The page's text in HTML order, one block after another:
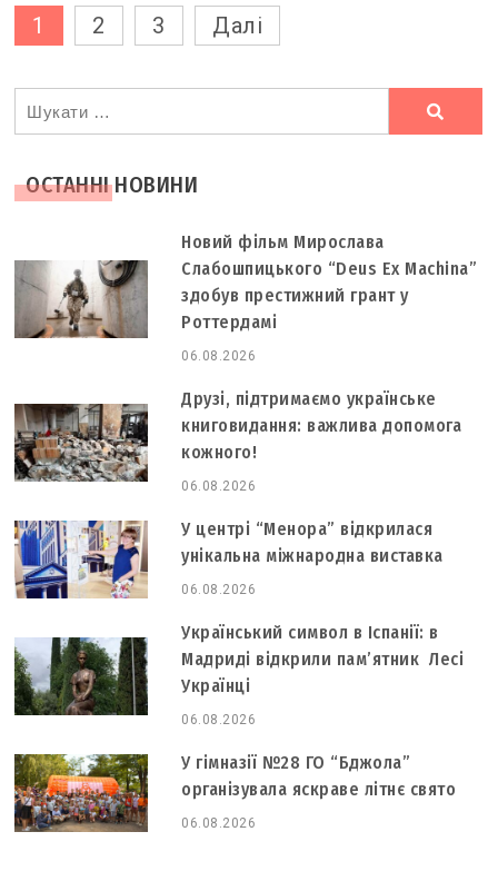
Пагінація
1 2 3 Далі
Ви
шукали
ОСТАННІ НОВИНИ
Новий фільм Мирослава
Слабошпицького “Deus Ex Machina”
здобув престижний грант у
Роттердамі
06.08.2026
Друзі, підтримаємо українське
книговидання: важлива допомога
кожного!
06.08.2026
У центрі “Менора” відкрилася
унікальна міжнародна виставка
06.08.2026
Український символ в Іспанії: в
Мадриді відкрили пам’ятник Лесі
Українці
06.08.2026
У гімназії №28 ГО “Бджола”
організувала яскраве літнє свято
06.08.2026